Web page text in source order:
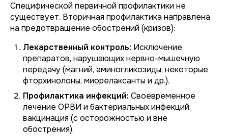
Специфической первичной профилактики не
существует. Вторичная профилактика направлена
на предотвращение обострений (кризов):
Лекарственный контроль: Исключение
препаратов, нарушающих нервно-мышечную
передачу (магний, аминогликозиды, некоторые
фторхинолоны, миорелаксанты и др.).
Профилактика инфекций: Своевременное
лечение ОРВИ и бактериальных инфекций,
вакцинация (с осторожностью и вне
обострения).